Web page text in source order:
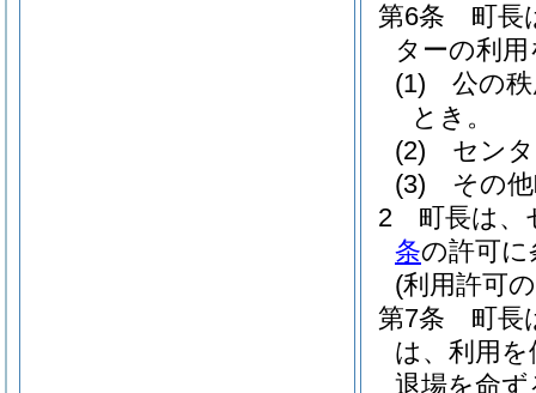
第6条
町長
ターの利
(1)
公の
とき。
(2)
セン
(3)
その
2
町長は、
条の許可
(利用許可
第7条
町長
は、利用
退場を命